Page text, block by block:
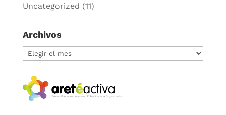
Uncategorized (11)
Archivos
Archivos